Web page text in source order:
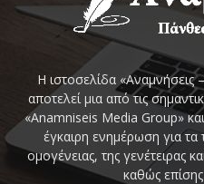
Η ιστοσελίδα
αποτελεί μια από τις
«Anamniseis Media Group»
έγκαιρη ενημέρωση για
ομογένειας, της γενέτειρας
καθώς